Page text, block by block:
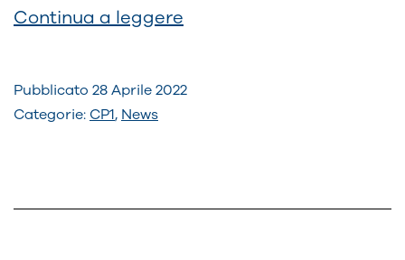
Continua a leggere
Pubblicato 28 Aprile 2022
Categorie: CP1, News